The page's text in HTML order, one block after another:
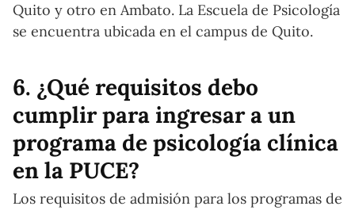
Quito y otro en Ambato. La Escuela de Psicología
se encuentra ubicada en el campus de Quito.
6. ¿Qué requisitos debo
cumplir para ingresar a un
programa de psicología clínica
en la PUCE?
Los requisitos de admisión para los programas de